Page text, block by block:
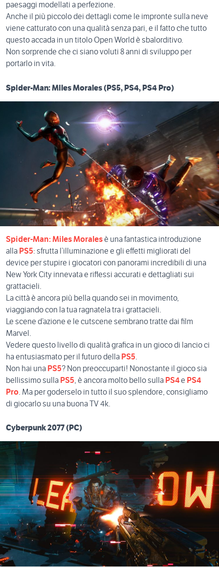
paesaggi modellati a perfezione.
Anche il più piccolo dei dettagli come le impronte sulla neve
viene catturato con una qualità senza pari, e il fatto che tutto
questo accada in un titolo Open World è sbalorditivo.
Non sorprende che ci siano voluti 8 anni di sviluppo per
portarlo in vita.
Spider-Man: Miles Morales (PS5, PS4, PS4 Pro)
Spider-Man: Miles Moralesè una fantastica introduzione
alla PS5: sfrutta l’illuminazione e gli effetti migliorati del
device per stupire i giocatori con panorami incredibili di una
New York City innevata e riflessi accurati e dettagliati sui
grattacieli.
La città è ancora più bella quando sei in movimento,
viaggiando con la tua ragnatela tra i grattacieli.
Le scene d’azione e le cutscene sembrano tratte dai film
Marvel.
Vedere questo livello di qualità grafica in un gioco di lancio ci
ha entusiasmato per il futuro della PS5
Non hai una PS5? Non preoccuparti! Nonostante il gioco sia
bellissimo sulla PS5 , è ancora molto bello sulla PS4e PS4
Pro . Ma per goderselo in tutto il suo splendore, consigliamo
di giocarlo su una buona
TV 4k
Cyberpunk 2077 (PC)